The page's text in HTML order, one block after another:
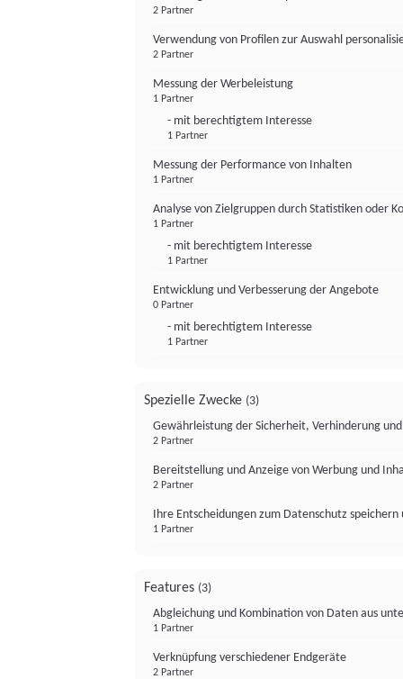
2 Partner
Verwendung von Profilen zur Auswahl
2 Partner
Messung der Werbeleistung
1 Partner
- mit berechtigtem Interesse
1 Partner
Messung der Performance von Inhalten
1 Partner
Analyse von Zielgruppen durch Statistiken oder
1 Partner
- mit berechtigtem Interesse
1 Partner
Entwicklung und Verbesserung der Angebote
0 Partner
- mit berechtigtem Interesse
1 Partner
Spezielle Zwecke (3)
Gewährleistung der Sicherheit, Verhinderung
2 Partner
Bereitstellung und Anzeige von Werbung und
2 Partner
Ihre Entscheidungen zum Datenschutz
1 Partner
Features (3)
Abgleichung und Kombination von Daten aus
1 Partner
Verknüpfung verschiedener Endgeräte
2 Partner